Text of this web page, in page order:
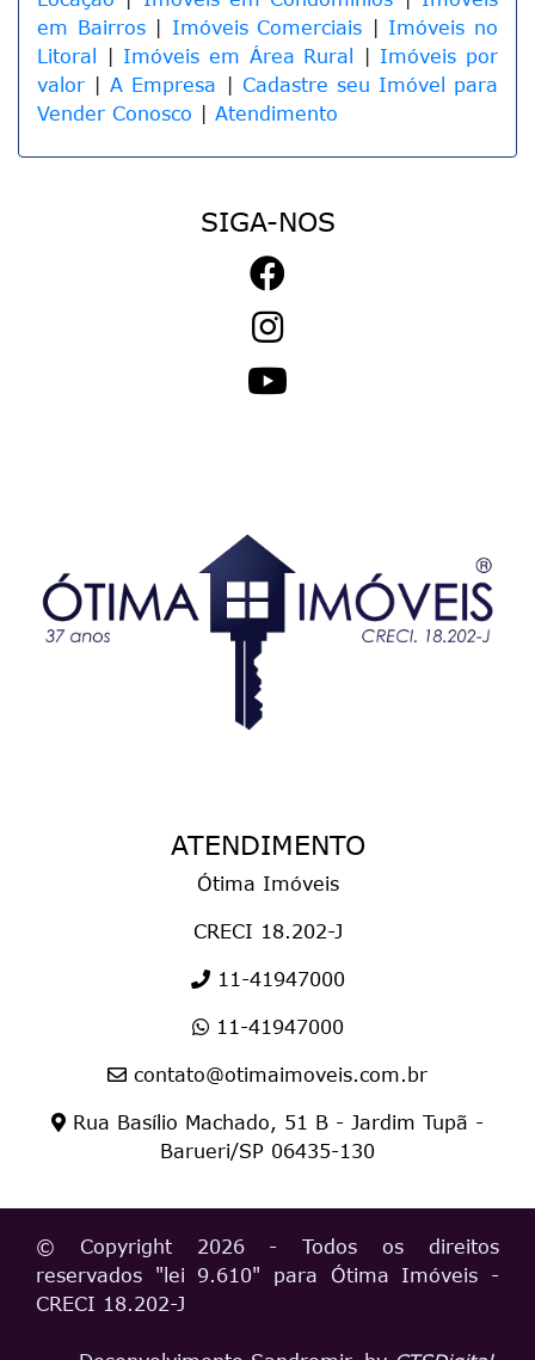
em Bairros| Imóveis Comerciais
Imóveis no
Litoral
Imóveis em Área Rural
Imóveis por
valor |A Empresa
Cadastre seu Imóvel para
Vender Conosco
Atendimento
SIGA-NOS
ATENDIMENTO
Ótima Imóveis
CRECI 18.202-J
11-41947000
11-41947000
contato@otimaimoveis.com.br
Rua Basílio Machado, 51 B - Jardim Tupã -
Barueri/SP 06435-130
© Copyright 2026 - Todos os direitos
reservados " lei 9.610" para Ótima Imóveis -
CRECI 18.202-J